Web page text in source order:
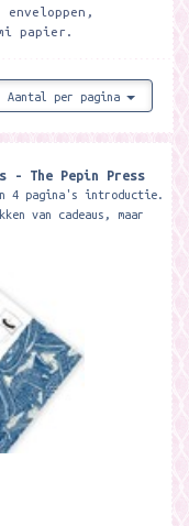
papier.
Aantal per pagina
- The Pepin Press
4 pagina's introductie.
van cadeaus, maar